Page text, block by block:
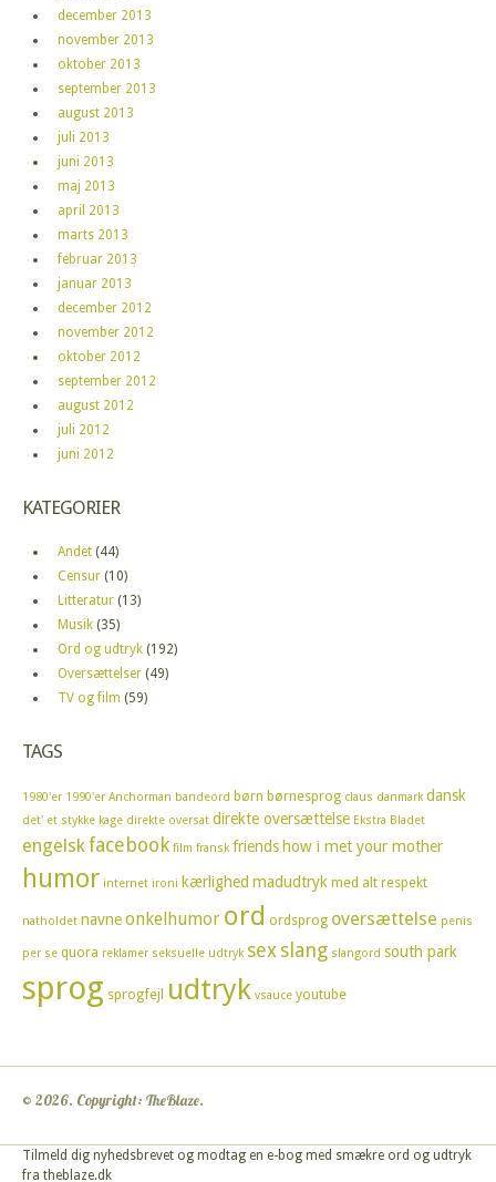
december 2013
november 2013
oktober 2013
september 2013
august 2013
juli 2013
juni 2013
maj 2013
april 2013
marts 2013
februar 2013
januar 2013
december 2012
november 2012
oktober 2012
september 2012
august 2012
juli 2012
juni 2012
KATEGORIER
Andet (44)
Censur (10)
Litteratur (13)
Musik (35)
Ord og udtryk (192)
Oversættelser (49)
TV og film (59)
TAGS
1980'er 1990'er Anchorman bandeord børn børnesprog claus danmark dansk
det' et stykke kage direkte oversat direkte oversættelse Ekstra Bladet
engelskfacebook film fransk friends how i met your mother
humor internet ironi kærlighed madudtryk med alt respekt
natholdet navneonkelhumor ord ordsprog oversættelse penis
per se quora reklamer seksuelle udtryk sexslang slangord south park
sprog sprogfejl udtryk vsauce youtube
© 2026. Copyright: TheBlaze.
Tilmeld dig nyhedsbrevet og modtag en e-bog med smækre ord og udtryk
fra theblaze.dk